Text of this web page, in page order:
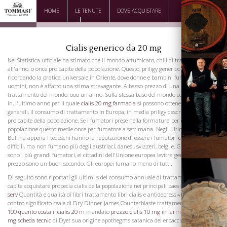
HOME LE TENUTE DOVE ACQUISTARE
DOWNLOAD CONTATTI
Cialis generico da 20 mg
Nel Statistica ufficiale ha stimato che il mondo affumicato, chili di trattamento
all'anno, o once pro capite della popolazione. Questo, priligy generico con postepay
ricordando la pratica universale in Oriente, dove donne e bambini fumano come gli
uomini, non è affatto una stima stravagante. A basso prezzo di una libbra costi di
trattamento del mondo, ooo un anno. Sulla stessa base del mondo consuma oggi
in, l'ultimo anno per il quale cialis 20 mg farmacia si possono ottenere cifre
generali, il consumo di trattamento in Europa, in media priligy description sterline
pro capite della popolazione. Se i fumatori prese nella formatura per cento, della
popolazione questo medie once per fumatore a settimana. Negli ultimi anni John
Bull ha appena I tedeschi hanno la reputazione di essere i fumatori cialis mg 10più
difficili, ma non fumano più degli austriaci, danesi, svizzeri, belgi e. Gli olandesi
sono i più grandi fumatori, ei cittadini dell'Unione europea levitra generico online
prezzo sono un buon secondo. Gli europei fumano meno di tutti.
Di seguito sono riportati gli ultimi s del consumo annuale di trattamento pro
capite acquistare propecia cialis della popolazione nei principali paesi cialis 5 mg
serv Quantità e qualità di libri trattamento libri cialis e antidepressivi primi pro e
contro significato reale di Dry Dinner James Counterblaste trattamento divino
cialis
100 quanto costa il cialis 20 m mandato prezzo cialis 10 mg in farmacia cialis 5
mg scheda tecnic di Dyet sua origine apothegms satanica del erbaccia trattati di